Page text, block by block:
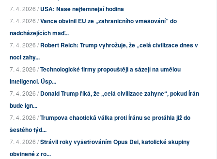
7. 4. 2026 /USA: Naše nejtemnější hodina
7. 4. 2026 /Vance obvinil EU ze „zahraničního vměšování“ do
nadcházejících maď...
7. 4. 2026 /Robert Reich: Trump vyhrožuje, že „celá civilizace dnes v
noci zahy...
7. 4. 2026 /Technologické firmy propouštějí a sázejí na umělou
inteligenci. Úsp...
7. 4. 2026 /Donald Trump říká, že „celá civilizace zahyne“, pokud Írán
bude ign...
7. 4. 2026 /Trumpova chaotická válka proti Íránu se protáhla již do
šestého týd...
7. 4. 2026 /Strávil roky vyšetřováním Opus Dei, katolické skupiny
obviněné z ro...